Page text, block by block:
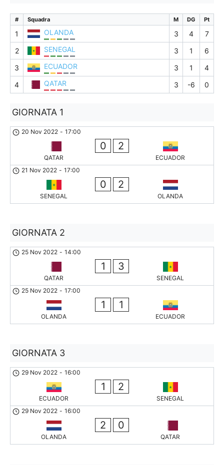
# Squadra M DG Pt
1 OLANDA 3 4
7
2
SENEGAL 3 1
6
3
ECUADOR 3 1
4
4
QATAR 3 -6 0
GIORNATA 1
20 Nov 2022 - 17:00
QATAR
0 2
ECUADOR
21 Nov 2022 - 17:00
SENEGAL
0 2
OLANDA
GIORNATA 2
25 Nov 2022 - 14:00
QATAR
1 3
SENEGAL
25 Nov 2022 - 17:00
OLANDA
1 1
ECUADOR
GIORNATA 3
29 Nov 2022 - 16:00
ECUADOR
1 2
SENEGAL
29 Nov 2022 - 16:00
OLANDA
2 0
QATAR